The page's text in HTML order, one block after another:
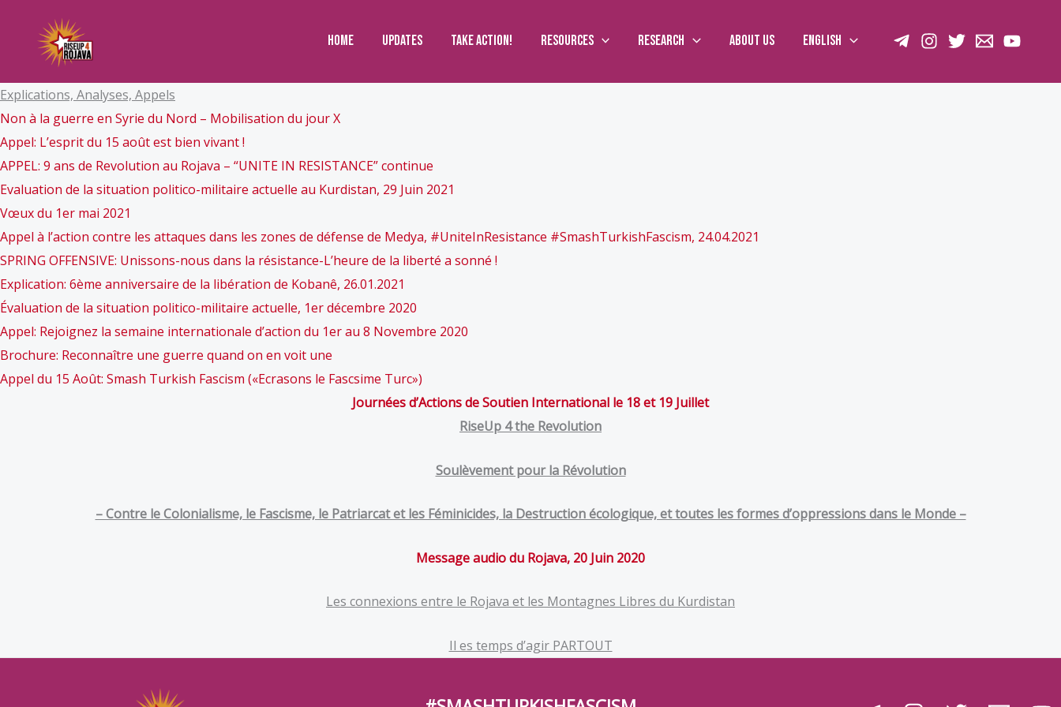
content
Home Updates Take action! Resources Research About us English
Explications, Analyses, Appels
Non à la guerre en Syrie du Nord – Mobilisation du jour X
Appel: L’esprit du 15 août est bien vivant !
APPEL: 9 ans de Revolution au Rojava – “UNITE IN RESISTANCE” continue
Evaluation de la situation politico-militaire actuelle au Kurdistan, 29 Juin 2021
Vœux du 1er mai 2021
Appel à l’action contre les attaques dans les zones de défense de Medya, #UniteInResistance #SmashTurkishFascism, 24.04.2021
SPRING OFFENSIVE: Unissons-nous dans la résistance-L’heure de la liberté a sonné !
Explication: 6ème anniversaire de la libération de Kobanê, 26.01.2021
Évaluation de la situation politico-militaire actuelle, 1er décembre 2020
Appel: Rejoignez la semaine internationale d’action du 1er au 8 Novembre 2020
Brochure: Reconnaître une guerre quand on en voit une
Appel du 15 Août: Smash Turkish Fascism («Ecrasons le Fascsime Turc»)
Journéesd’Actions de Soutien International le 18 et 19 Juillet
RiseUp 4 the Revolution
Soulèvement pour la Révolution
– Contre le Colonialisme, le Fascisme, le Patriarcat et les Féminicides, la Destruction écologique, et toutes les formes d’oppressions dans le Monde –
Message audio du Rojava, 20 Juin 2020
Les connexions entre le Rojava et les Montagnes Libres du Kurdistan
Il es temps d’agir PARTOUT